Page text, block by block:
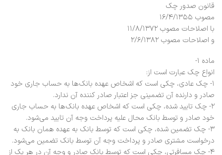
قانون صدور چک
مصوب ۱۶/۴/۱۳۵۵
با اصلاحات مصوب ۱۱/۸/۱۳۷۲
و اصلاحات مصوب ۲/۶/۱۳۸۲
ماده ۱-
انواع چک عبارت است از:
۱- چک عادی، چکی است که اشخاص عهده بانک‌ها به حساب جاری خود
صادر و دارنده آن تضمینی جز اعتبار صادر کننده آن ندارد.
۲- چک تایید شده، چکی است که اشخاص عهده بانک‌ها به حساب جاری
خود صادر و توسط بانک محال علیه پرداخت وجه آن تایید می‌شود.
۳- چک تضمین شده، چکی است که توسط بانک به عهده‌‌ همان بانک به
درخواست مشتری صادر و پرداخت وجه آن توسط بانک تضمین می‌شود.
۴- چک مسافرتی، چکی است که توسط بانک صادر و وجه آن در هر یک از